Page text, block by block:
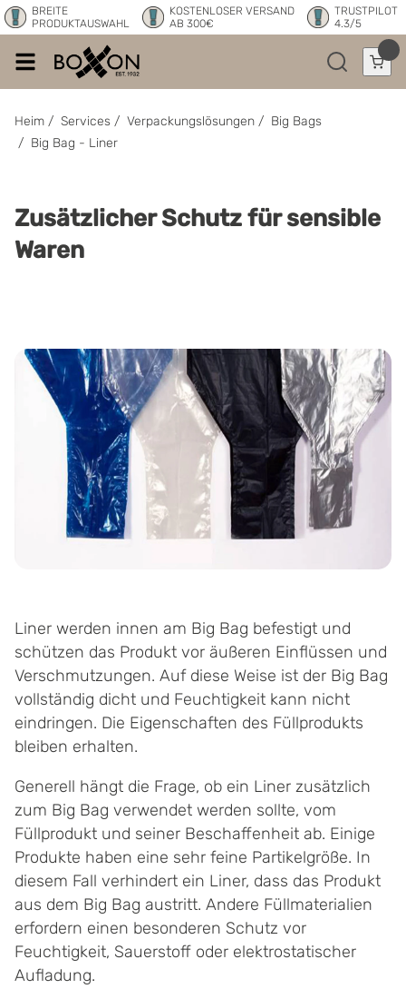
BREITE
PRODUKTAUSWAHL
KOSTENLOSER VERSAND
AB 300€
TRUSTPILOT
4.3/5
Heim / Services / Verpackungslösungen / Big Bags
/ Big Bag - Liner
Zusätzlicher Schutz für sensible
Waren
Liner werden innen am Big Bag befestigt und
schützen das Produkt vor äußeren Einflüssen und
Verschmutzungen. Auf diese Weise ist der Big Bag
vollständig dicht und Feuchtigkeit kann nicht
eindringen. Die Eigenschaften des Füllprodukts
bleiben erhalten.
Generell hängt die Frage, ob ein Liner zusätzlich
zum Big Bag verwendet werden sollte, vom
Füllprodukt und seiner Be­schaffenheit ab. Einige
Produkte haben eine sehr feine Partikelgröße. In
diesem Fall verhindert ein Liner, dass das Produkt
aus dem Big Bag austritt. Andere Füllmaterialien
erfordern einen besonderen Schutz vor
Feuchtigkeit, Sauerstoff oder elektrostatischer
Aufladung.